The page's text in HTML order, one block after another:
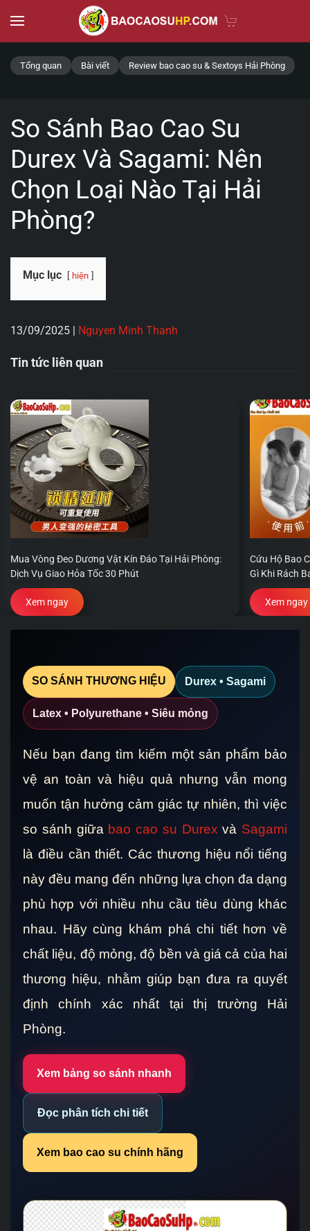
Skip to main content
Tổng quan Bài viết Review bao cao su & Sextoys Hải Phòng
So Sánh Bao Cao Su
Durex Và Sagami: Nên
Chọn Loại Nào Tại Hải
Phòng?
Mục lục hiện
13/09/2025 | Nguyen Minh Thanh
Tin tức liên quan
Mua Vòng Đeo Dương Vật Kín Đáo Tại Hải Phòng:
Dịch Vụ Giao Hỏa Tốc 30 Phút
Xem ngay
Cứu Hộ Bao
Gì Khi Rách
Xem ngay
SO SÁNH THƯƠNG HIỆU Durex • Sagami
Latex • Polyurethane • Siêu mỏng
Nếu bạn đang tìm kiếm một sản phẩm bảo
vệ an toàn và hiệu quả nhưng vẫn mong
muốn tận hưởng cảm giác tự nhiên, thì việc
so sánh giữa bao cao su Durex và Sagami
là điều cần thiết. Các thương hiệu nổi tiếng
này đều mang đến những lựa chọn đa dạng
phù hợp với nhiều nhu cầu tiêu dùng khác
nhau. Hãy cùng khám phá chi tiết hơn về
chất liệu, độ mỏng, độ bền và giá cả của hai
thương hiệu, nhằm giúp bạn đưa ra quyết
định chính xác nhất tại thị trường Hải
Phòng.
Xem bảng so sánh nhanh
Đọc phân tích chi tiết
Xem bao cao su chính hãng